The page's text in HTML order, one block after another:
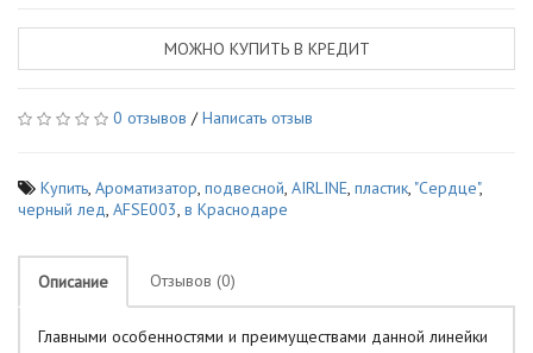
МОЖНО КУПИТЬ В КРЕДИТ
0 отзывов /Написать отзыв
Купить, Ароматизатор, подвесной, AIRLINE, пластик, "Сердце",
черный лед, AFSE003, в Краснодаре
Описание Отзывов (0)
Главными особенностями и преимуществами данной линейки